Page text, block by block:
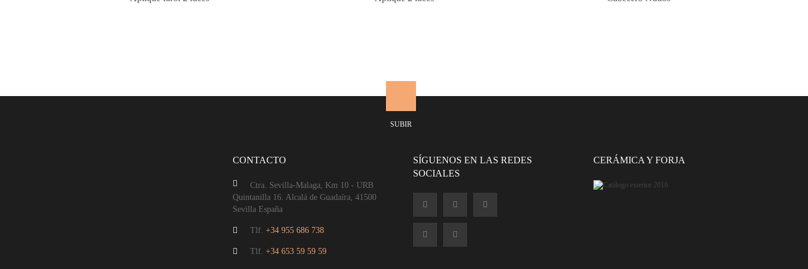
CONTACTO
Ctra. Sevilla-Malaga, Km 10 - URB
Quintanilla 16. Alcalá de Guadaíra, 41500
Sevilla España
Tlf. +34 955 686 738
Tlf. +34 653 59 59 59
SÍGUENOS EN LAS REDES
SOCIALES
CERÁMICA Y FORJA
SUBIR